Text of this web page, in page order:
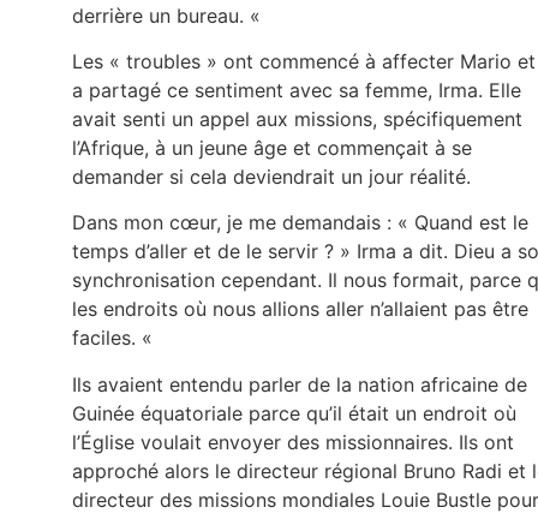
derrière un bureau. «
Les « troubles » ont commencé à affecter Mario
a partagé ce sentiment avec sa femme, Irma. Elle
avait senti un appel aux missions, spécifiquement
l’Afrique, à un jeune âge et commençait à se
demander si cela deviendrait un jour réalité.
Dans mon cœur, je me demandais : « Quand est le
temps d’aller et de le servir ? » Irma a dit. Dieu a
synchronisation cependant. Il nous formait, parce
les endroits où nous allions aller n’allaient pas être
faciles. «
Ils avaient entendu parler de la nation africaine de
Guinée équatoriale parce qu’il était un endroit où
l’Église voulait envoyer des missionnaires. Ils ont
approché alors le directeur régional Bruno Radi et
directeur des missions mondiales Louie Bustle pour